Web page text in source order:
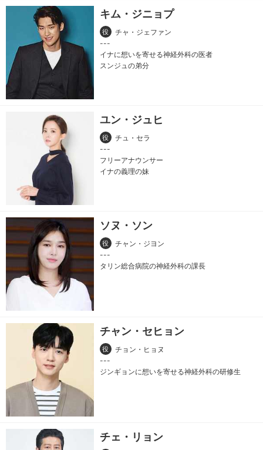
キム・ジニョプ
役 チャ・ジェファン
イナに想いを寄せる神経外科の医者
スンジュの弟分
ユン・ジュヒ
役 チュ・セラ
フリーアナウンサー
イナの義理の妹
ソヌ・ソン
役 チャン・ジヨン
タリン総合病院の神経外科の課長
チャン・セヒョン
役 チョン・ヒョヌ
ジンギョンに想いを寄せる神経外科の研修生
チェ・リョン